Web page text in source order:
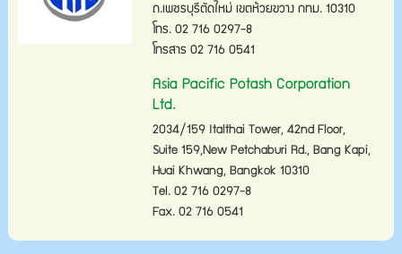
ถ.เพชรบุรีตัดใหม่ เขตห้วยขวาง กทม. 10310
โทร. 02 716 0297-8
โทรสาร 02 716 0541
Asia Pacific Potash Corporation
Ltd.
2034/159 Italthai Tower, 42nd Floor,
Suite 159,New Petchaburi Rd., Bang Kapi,
Huai Khwang, Bangkok 10310
Tel. 02 716 0297-8
Fax. 02 716 0541